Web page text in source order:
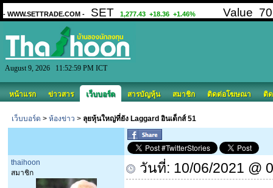
August 9, 2026 11:52:59 PM ICT
หน้าแรก ข่าวสาร เว็บบอร์ด สารบัญหุ้น สมาชิก ติดต่อโฆษณา ติ
เว็บบอร์ด > ห้องข่าว > ลุยหุ้นใหญ่ที่ยัง Laggard อินเด็กส์ 51
thaihoon
สมาชิก
วันที่: 10/06/2021 @